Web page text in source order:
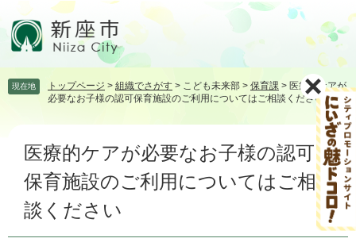
頭飛 現在地 トップページ > 組織でさがす > こども未来部 > 保育課 > 医療的ケアが
必要なお子様の認可保育施設のご利用についてはご相談ください
医療的ケアが必要なお子様の認可
保育施設のご利用についてはご相
談ください